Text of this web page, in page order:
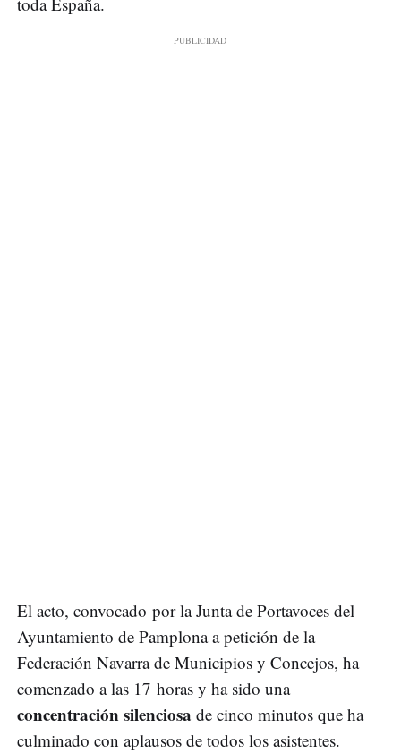
El acto, convocado por la Junta de Portavoces del
Ayuntamiento de Pamplona a petición de la
Federación Navarra de Municipios y Concejos, ha
comenzado a las 17 horas y ha sido una
concentración silenciosa de cinco minutos que ha
culminado con aplausos de todos los asistentes.